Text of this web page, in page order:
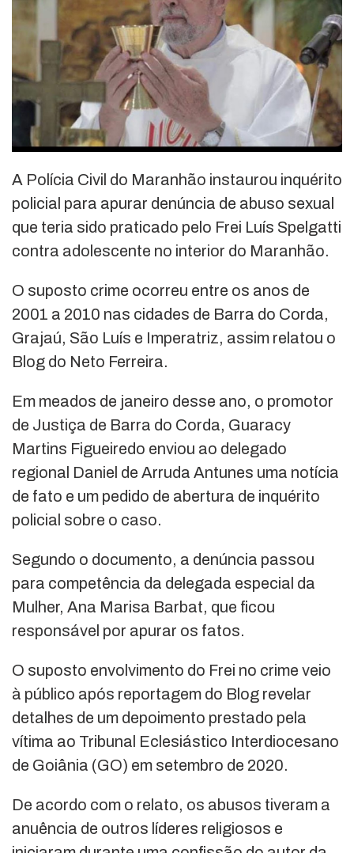
A Polícia Civil do Maranhão instaurou inquérito
policial para apurar denúncia de abuso sexual
que teria sido praticado pelo Frei Luís Spelgatti
contra adolescente no interior do Maranhão.
O suposto crime ocorreu entre os anos de
2001 a 2010 nas cidades de Barra do Corda,
Grajaú, São Luís e Imperatriz, assim relatou o
Blog do Neto Ferreira.
Em meados de janeiro desse ano, o promotor
de Justiça de Barra do Corda, Guaracy
Martins Figueiredo enviou ao delegado
regional Daniel de Arruda Antunes uma notícia
de fato e um pedido de abertura de inquérito
policial sobre o caso.
Segundo o documento, a denúncia passou
para competência da delegada especial da
Mulher, Ana Marisa Barbat, que ficou
responsável por apurar os fatos.
O suposto envolvimento do Frei no crime veio
à público após reportagem do Blog revelar
detalhes de um depoimento prestado pela
vítima ao Tribunal Eclesiástico Interdiocesano
de Goiânia (GO) em setembro de 2020.
De acordo com o relato, os abusos tiveram a
anuência de outros líderes religiosos e